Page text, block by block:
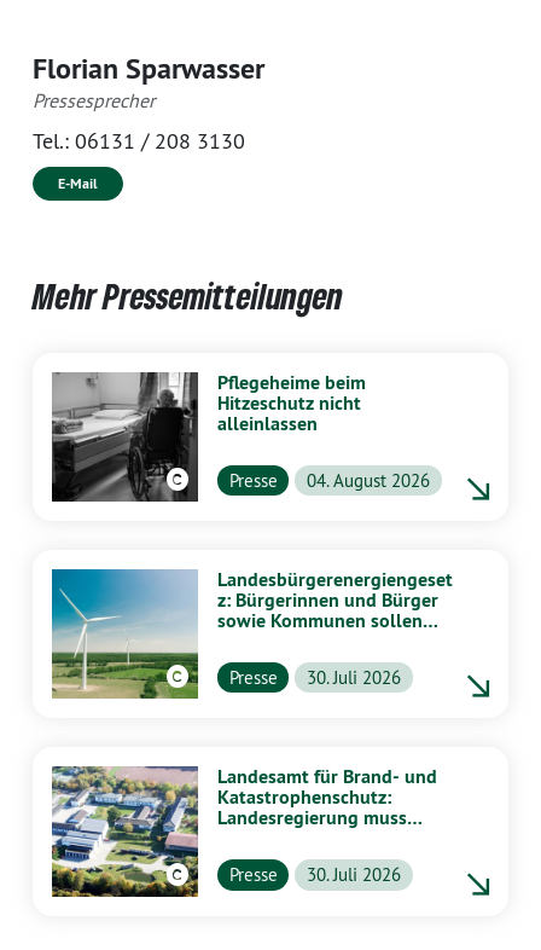
Florian Sparwasser
Pressesprecher
Tel.: 06131 / 208 3130
E-Mail
Mehr Pressemitteilungen
Pflegeheime beim
Hitzeschutz nicht
alleinlassen
Presse 04. August 2026
Landesbürgerenergiengeset
z: Bürgerinnen und Bürger
sowie Kommunen sollen
profitieren
Presse 30. Juli 2026
Landesamt für Brand- und
Katastrophenschutz:
Landesregierung muss
Presse 30. Juli 2026